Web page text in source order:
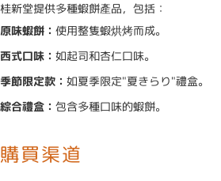
桂新堂提供多種蝦餅產品，包括：
原味蝦餅： 使用整隻蝦烘烤而成。
西式口味： 如起司和杏仁口味。
季節限定款： 如夏季限定"夏きらり"禮盒。
綜合禮盒： 包含多種口味的蝦餅。
購買渠道